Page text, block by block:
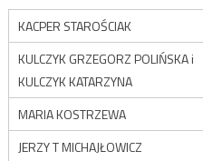
KACPER STAROŚCIAK
KULCZYK GRZEGORZ POLIŃSKA i
KULCZYK KATARZYNA
MARIA KOSTRZEWA
JERZY T MICHAJŁOWICZ